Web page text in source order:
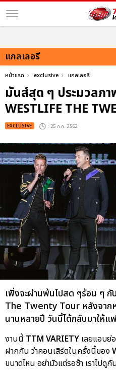
แกลเลอรี
หน้าแรก exclusive แกลเลอรี
มันส์สุด ๆ ประมวลภา
WESTLIFE THE
EXCLUSIVE : 25 ก.ค. 2562
เพิ่งจะผ่านพ้นไปสด ๆร้อน ๆ
The Twenty Tour หลังจากห่
นานหลายปี วันนี้ได้กลับมาให้
งานนี้ TTM VARIETY เลยแอบย่
ฝากกัน ว่าคอนเสิร์ตในครั้งนี้ของ
ขนาดไหน อย่ามัวแต่รอช้า เราไปดูกั